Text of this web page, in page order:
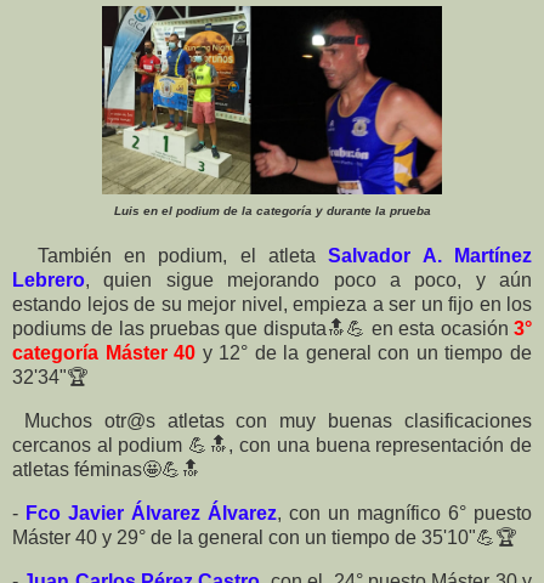
Luis en el podium de la categoría y durante la prueba
También en podium, el atletaSalvador A. Martínez
Lebrero, quien sigue mejorando poco a poco, y aún
estando lejos de su mejor nivel, empieza a ser un fijo en los
podiums de las pruebas que disputa🔝💪 en esta ocasión 3°
categoría Máster 40 y 12° de la general con un tiempo de
32'34"🏆
Muchos otr@s atletas con muy buenas clasificaciones
cercanos al podium 💪🔝, con una buena representación de
atletas féminas🤩💪🔝
- Fco Javier Álvarez Álvarez, con un magnífico 6° puesto
Máster 40 y 29° de la general con un tiempo de 35'10"💪🏆